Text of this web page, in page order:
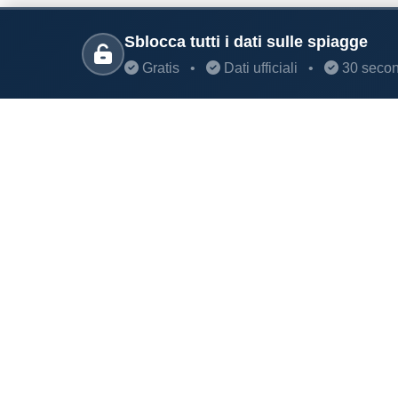
Sblocca tutti i dati sulle spiagge
Gratis • Dati ufficiali • 30